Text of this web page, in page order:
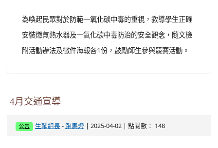
為喚起民眾對於防範一氧化碳中毒的重視，教導學生正確
安裝燃氣熱水器及一氧化碳中毒防治的安全觀念，隨文檢
附活動辦法及徵件海報各1份，鼓勵師生參與競賽活動。
4月交通宣導
公告 生輔組長 - 跑馬燈 | 2025-04-02 | 點閱數： 148